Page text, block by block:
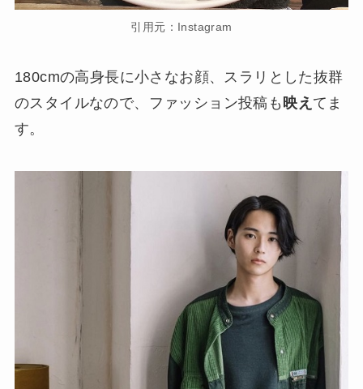
引用元：Instagram
180cmの高身長に小さなお顔、スラリとした抜群
のスタイルなので、ファッション投稿も 映え てま
す。